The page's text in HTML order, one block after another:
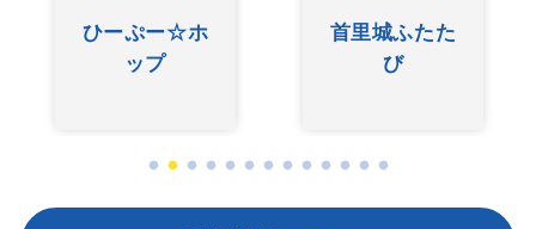
ぐしけんさん
友近ありん
りんのい～